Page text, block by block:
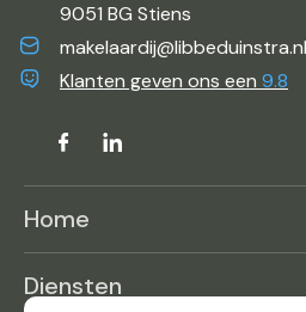
9051 BG Stiens
makelaardij@libbeduinstra.nl
Klanten geven ons een 9.8
Home
Aanbod
Makelaar in de buurt
Diensten